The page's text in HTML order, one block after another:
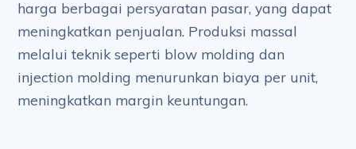
harga berbagai persyaratan pasar, yang dapat
meningkatkan penjualan. Produksi massal
melalui teknik seperti blow molding dan
injection molding menurunkan biaya per unit,
meningkatkan margin keuntungan.